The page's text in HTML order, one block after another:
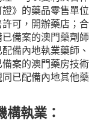
》的藥品零售單
可，開辦藥店；
備案的澳門藥劑
備內地執業藥師
案的澳門藥房技
已配備內地其他
構執業：